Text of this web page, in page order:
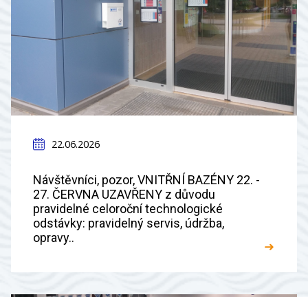
22.06.2026
Návštěvníci, pozor, VNITŘNÍ BAZÉNY 22. -
27. ČERVNA UZAVŘENY z důvodu
pravidelné celoroční technologické
odstávky: pravidelný servis, údržba,
opravy..
➜